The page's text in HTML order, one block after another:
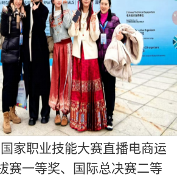
家职业技能大赛直播电商运
赛一等奖、国际总决赛二等